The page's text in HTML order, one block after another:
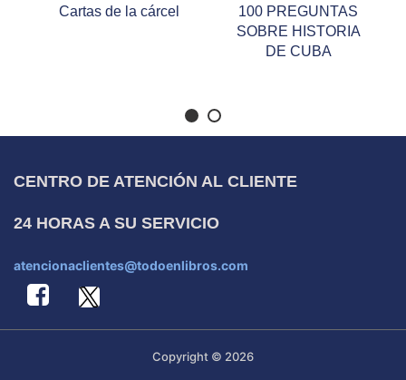
Cartas de la cárcel
100 PREGUNTAS
SOBRE HISTORIA
DE CUBA
CENTRO DE ATENCIÓN AL CLIENTE
24 HORAS A SU SERVICIO
atencionaclientes@todoenlibros.com
Copyright © 2026